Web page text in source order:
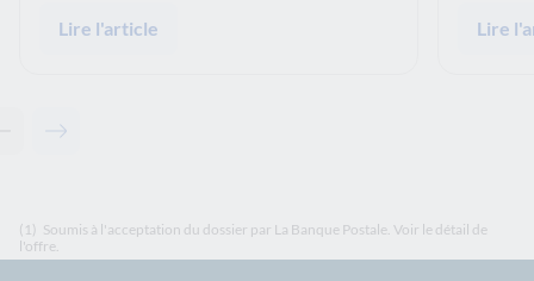
Lire l'article Lire
Contenu précédent - Articles associés
Contenu suivant - Articles associés
(1) Soumis à l'acceptation du dossier par La Banque Postale. Voir le détail de
l'offre.